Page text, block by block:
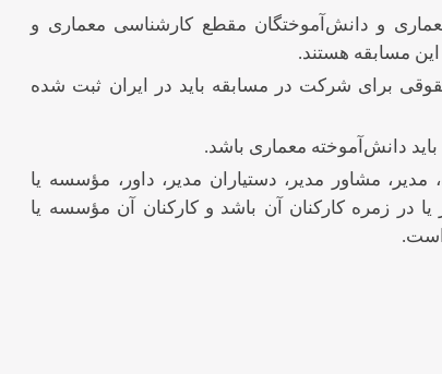
و دانش‌آموختگان مقطع کارشناسی معماری و
مسابقه هستند.
برای شرکت در مسابقه باید در ایران ثبت شده
دانش‌آموخته معماری باشد.
مشاور مدیر، دستیاران مدیر، داور، مؤسسه یا
در زمره کارکنان آن باشد و کارکنان آن مؤسسه یا
است.